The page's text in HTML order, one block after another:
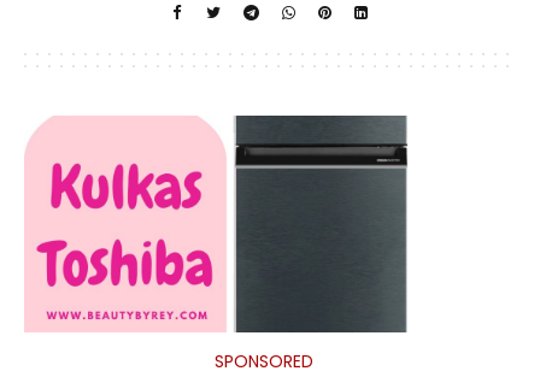
SPONSORED